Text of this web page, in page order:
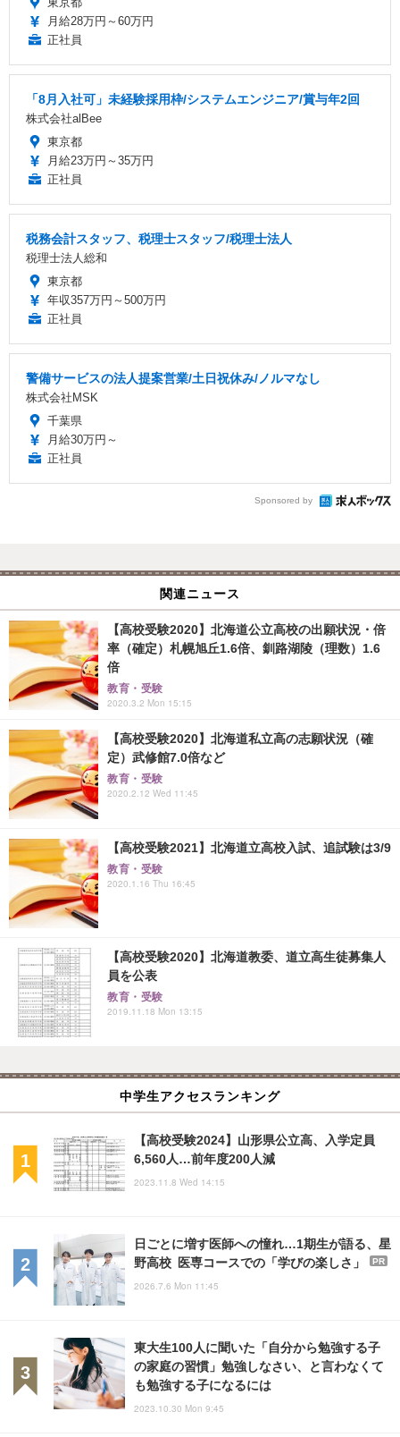
月給28万円～60万円
正社員
「8月入社可」未経験採用枠/システムエンジニア/賞与年2回
株式会社alBee
東京都
月給23万円～35万円
正社員
税務会計スタッフ、税理士スタッフ/税理士法人
税理士法人総和
東京都
年収357万円～500万円
正社員
警備サービスの法人提案営業/土日祝休み/ノルマなし
株式会社MSK
千葉県
月給30万円～
正社員
Sponsored by
関連ニュース
【高校受験2020】北海道公立高校の出願状況・倍
率（確定）札幌旭丘1.6倍、釧路湖陵（理数）1.6
倍
教育・受験
2020.3.2 Mon 15:15
【高校受験2020】北海道私立高の志願状況（確
定）武修館7.0倍など
教育・受験
2020.2.12 Wed 11:45
【高校受験2021】北海道立高校入試、追試験は3/9
教育・受験
2020.1.16 Thu 16:45
【高校受験2020】北海道教委、道立高生徒募集人
員を公表
教育・受験
2019.11.18 Mon 13:15
中学生アクセスランキング
【高校受験2024】山形県公立高、入学定員
6,560人…前年度200人減
2023.11.8 Wed 14:15
日ごとに増す医師への憧れ…1期生が語る、星
野高校 医専コースでの「学びの楽しさ」
PR
2026.7.6 Mon 11:45
東大生100人に聞いた「自分から勉強する子
の家庭の習慣」勉強しなさい、と言わなくて
も勉強する子になるには
2023.10.30 Mon 9:45